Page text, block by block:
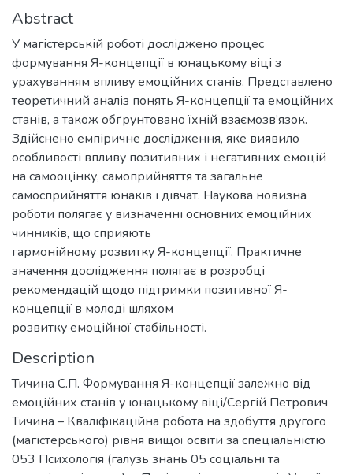
Abstract
У магістерській роботі досліджено процес
формування Я-концепції в юнацькому віці з
урахуванням впливу емоційних станів. Представлено
теоретичний аналіз понять Я-концепції та емоційних
станів, а також обґрунтовано їхній взаємозв’язок.
Здійснено емпіричне дослідження, яке виявило
особливості впливу позитивних і негативних емоцій
на самооцінку, самоприйняття та загальне
самосприйняття юнаків і дівчат. Наукова новизна
роботи полягає у визначенні основних емоційних
чинників, що сприяють
гармонійному розвитку Я-концепції. Практичне
значення дослідження полягає в розробці
рекомендацій щодо підтримки позитивної Я-
концепції в молоді шляхом
розвитку емоційної стабільності.
Description
Тичина С.П. Формування Я-концепції залежно від
емоційних станів у юнацькому віці/Сергій Петрович
Тичина – Кваліфікаційна робота на здобуття другого
(магістерського) рівня вищої освіти за спеціальністю
053 Психологія (галузь знань 05 соціальні та